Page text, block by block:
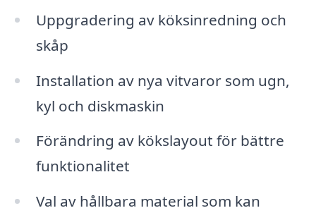
Uppgradering av köksinredning och
skåp
Installation av nya vitvaror som ugn,
kyl och diskmaskin
Förändring av kökslayout för bättre
funktionalitet
Val av hållbara material som kan